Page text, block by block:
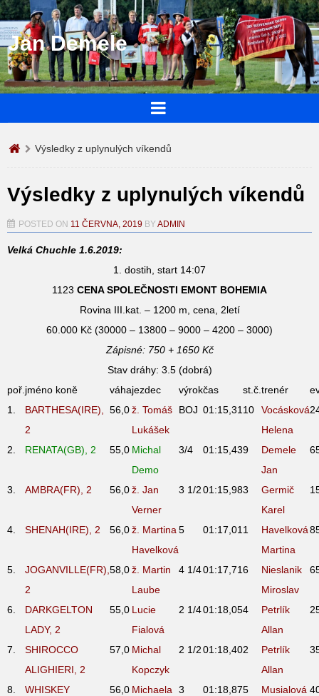
Jan Demele
Výsledky z uplynulých víkendů
Výsledky z uplynulých víkendů
POSTED ON 11 ČERVNA, 2019 BYADMIN
Velká Chuchle 1.6.2019:
1. dostih, start 14:07
1123 CENA SPOLEČNOSTI EMONT BOHEMIA
Rovina III.kat. – 1200 m, cena, 2letí
60.000 Kč (30000 – 13800 – 9000 – 4200 – 3000)
Zápisné: 750 + 1650 Kč
Stav dráhy: 3.5 (dobrá)
poř. jméno koně váhajezdec výrokčas st.č. trenér
1.
BARTHESA(IRE),
2
56,0ž. Tomáš
Lukášek
BOJ 01:15,31 10
Vocásková
Helena
2. RENATA(GB), 2 55,0 Michal
Demo
3/4 01:15,439
Demele
Jan
3. AMBRA(FR), 2 56,0ž. Jan
Verner
3 1/201:15,983
Germič
Karel
4. SHENAH(IRE), 2 56,0ž. Martina
Havelková
5 01:17,01 1
Havelková
Martina
5.
JOGANVILLE(FR),
2
58,0ž. Martin
Laube
4 1/401:17,716
Nieslanik
Miroslav
6.
DARKGELTON
LADY, 2
55,0 Lucie
Fialová
2 1/401:18,054
Petrlík
Allan
7.
SHIROCCO
ALIGHIERI, 2
57,0 Michal
Kopczyk
2 1/201:18,402
Petrlík
Allan
8.
WHISKEY
56,0 Michaela
3 01:18,875
Musialová